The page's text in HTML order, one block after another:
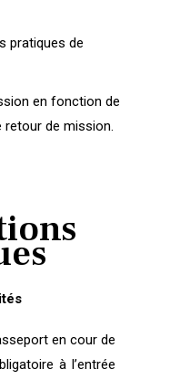
pratiques de
en fonction de
de mission.
en cour de
à l’entrée